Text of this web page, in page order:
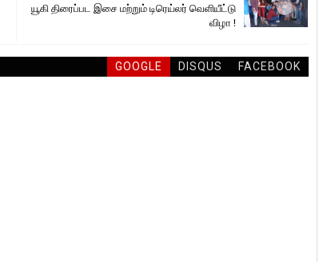
யூகி திரைப்பட இசை மற்றும் டிரெய்லர் வெளியீட்டு
விழா !
GOOGLE DISQUS FACEBOOK